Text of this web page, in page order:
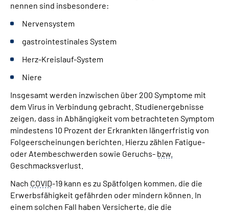
nennen sind insbesondere:
Nervensystem
gastrointestinales System
Herz-Kreislauf-System
Niere
Insgesamt werden inzwischen über 200 Symptome mit
dem Virus in Verbindung gebracht. Studienergebnisse
zeigen, dass in Abhängigkeit vom betrachteten Symptom
mindestens 10 Prozent der Erkrankten längerfristig von
Folgeerscheinungen berichten. Hierzu zählen Fatigue-
oder Atembeschwerden sowie Geruchs- bzw.
Geschmacksverlust.
Nach COVID-19 kann es zu Spätfolgen kommen, die die
Erwerbsfähigkeit gefährden oder mindern können. In
einem solchen Fall haben Versicherte, die die